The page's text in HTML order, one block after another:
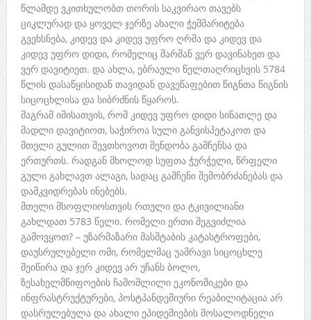
წლამდე ვკითხულობთ თორის საკვირაო თავებს
ციკლურად და ყოველ ჯერზე ახალი ჭეშმარიტება
გვეხსნება, კიდევ და კიდევ უფრო ღრმა და კიდევ და
კიდევ უფრო დიდი, რომელიც შარშან ვერ დავინახეთ და
ვერ დავიტიეთ. და ახლა, ებრაული წელთაღრიცხვის 5784
წლის დასაწყისიდან თავიდან დავეწაფებით წიგნთა წიგნის
სიცოცხლისა და სიბრძნის წყაროს.
მაგრამ იმისათვის, რომ კიდევ უფრო დიდი სინათლე და
მადლი დავიტიოთ, საჭიროა სული განვისპეტაკოთ და
მთელი გულით შევთხოვოთ შენდობა გამჩენსა და
ერთურთს. რადგან მხოლოდ სუფთა ჭურჭელი, წრფელი
გული გახლავთ ალაგი, სადაც გამჩენი შემობრძანებას და
დამკვიდრებას ინებებს.
მთელი მსოფლიოსთვის რთული და ტკივილიანი
გახლდათ 5783 წელი. რომელი ერთი შეგვიძლია
გამოვყოთ? – უზარმაზარი მასშტაბის კატასტროფები,
დაუსრულებელი ომი, რომელმაც უამრავი სიცოცხლე
შეიწირა და ჯერ კიდევ არ უჩანს ბოლო,
ზესახელმწიფოების ჩამოშლილი ეკონომიკები და
ინფრასტრუქტურები, პოსტპანდემიური რეაბილიტაცია არ
დასრულებულა და ახალი ეპიდემიების მოსალოდნელი